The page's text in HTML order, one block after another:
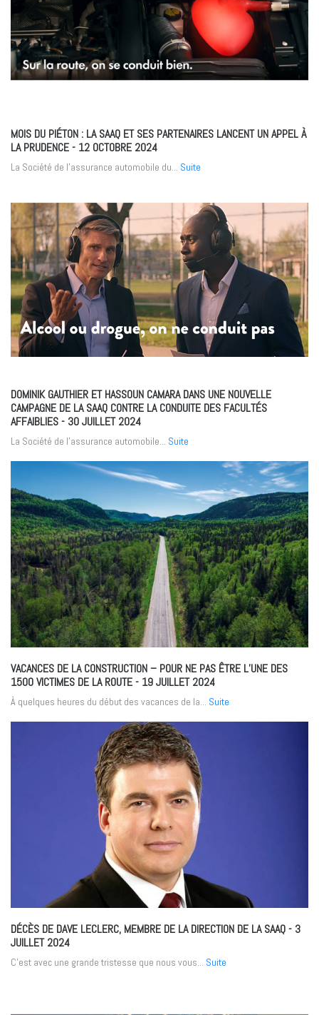
MOIS DU PIÉTON : LA SAAQ ET SES PARTENAIRES LANCENT UN APPEL À
LA PRUDENCE- 12 OCTOBRE 2024
La Société de l’assurance automobile du... Suite
DOMINIK GAUTHIER ET HASSOUN CAMARA DANS UNE NOUVELLE
CAMPAGNE DE LA SAAQ CONTRE LA CONDUITE DES FACULTÉS
AFFAIBLIES- 30 JUILLET 2024
La Société de l’assurance automobile... Suite
VACANCES DE LA CONSTRUCTION – POUR NE PAS ÊTRE L’UNE DES
1500 VICTIMES DE LA ROUTE- 19 JUILLET 2024
À quelques heures du début des vacances de la... Suite
DÉCÈS DE DAVE LECLERC, MEMBRE DE LA DIRECTION DE LA SAAQ- 3
JUILLET 2024
C'est avec une grande tristesse que nous vous... Suite